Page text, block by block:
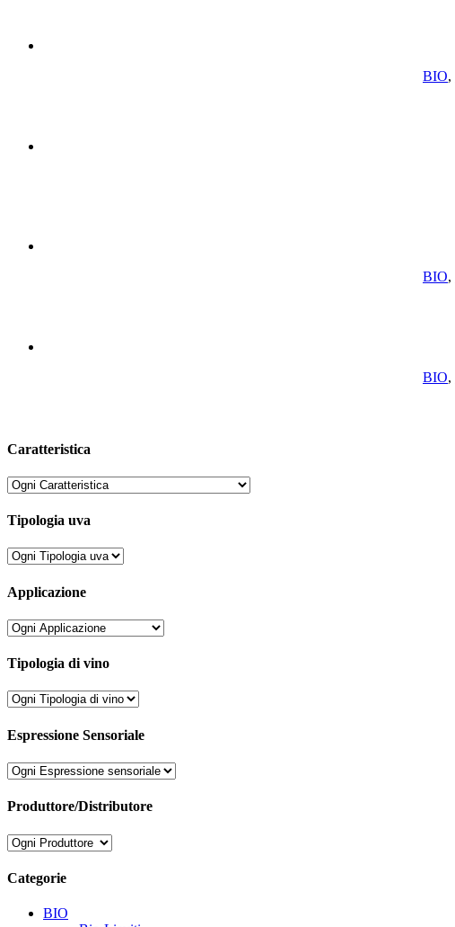
BIO,
BIO,
BIO,
Caratteristica
Tipologia uva
Applicazione
Tipologia di vino
Espressione Sensoriale
Produttore/Distributore
Categorie
BIO